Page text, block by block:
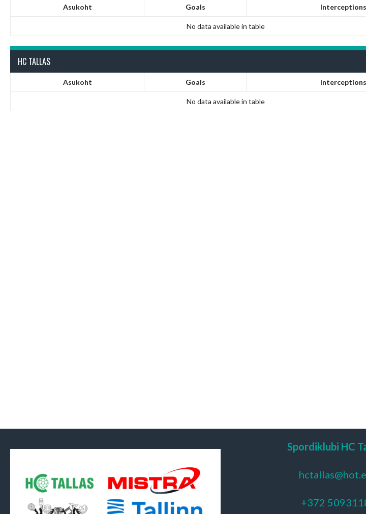
Asukoht Goals Interceptions
No data available in table
HC TALLAS
Asukoht Goals Interceptions
No data available in table
Spordiklubi HC
+372